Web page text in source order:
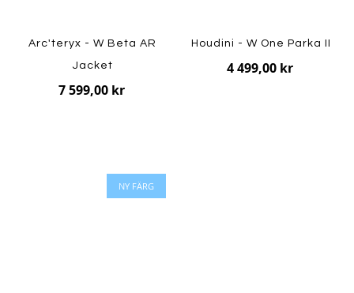
Arc'teryx - W Beta AR
Jacket
7 599,00 kr
Houdini - W One Parka II
4 499,00 kr
NY FÄRG